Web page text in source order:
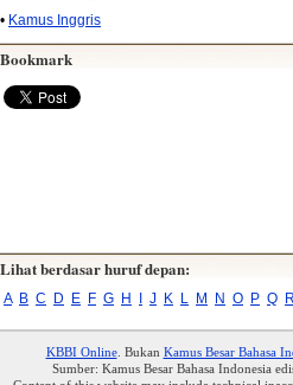
• Kamus Inggris
Bookmark
Lihat berdasar huruf depan:
A B C D E F G H J K L M N O P Q R
KBBI Online. Bukan Kamus Besar Bahasa
Sumber: Kamus Besar Bahasa Indonesia